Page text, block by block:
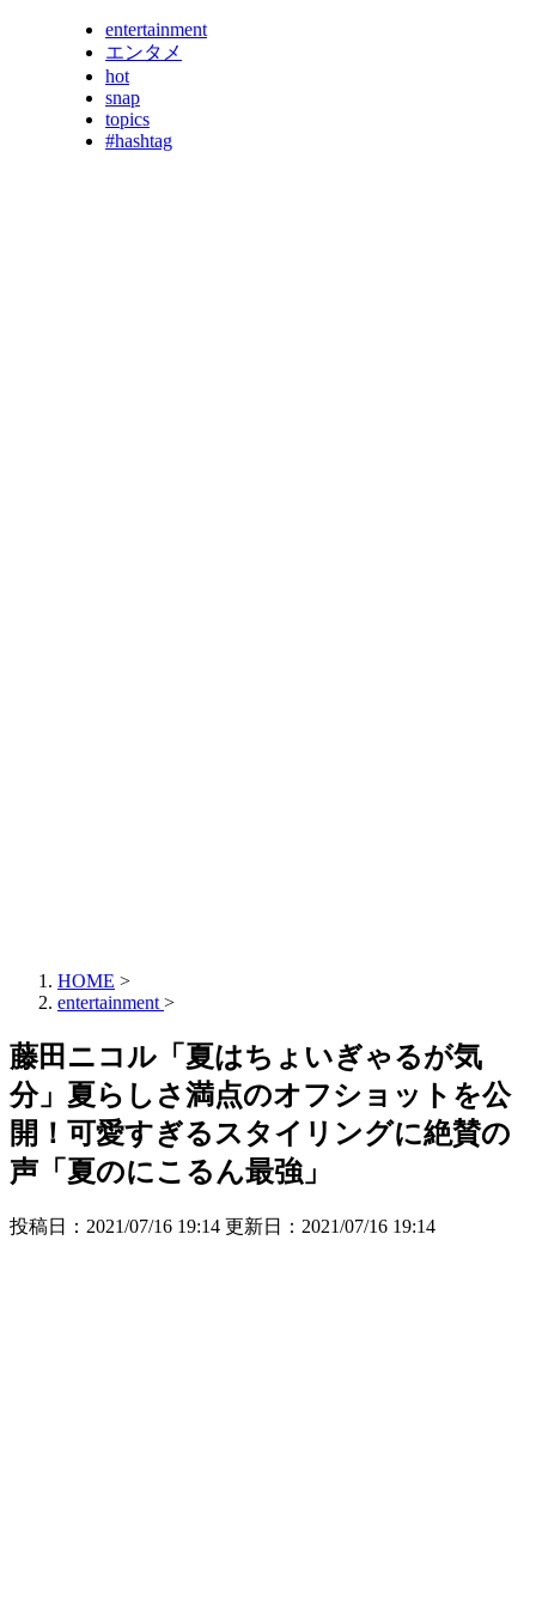
entertainment
エンタメ
hot
snap
topics
#hashtag
HOME >
entertainment >
藤田ニコル「夏はちょいぎゃるが気
分」夏らしさ満点のオフショットを公
開！可愛すぎるスタイリングに絶賛の
声「夏のにこるん最強」
投稿日：2021/07/16 19:14 更新日： 2021/07/16 19:14